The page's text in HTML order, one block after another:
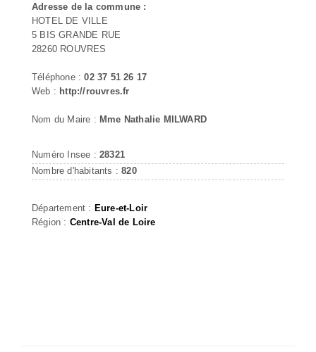
Adresse de la commune :
HOTEL DE VILLE
5 BIS GRANDE RUE
28260 ROUVRES
Téléphone :02 37 51 26 17
Web : http://rouvres.fr
Nom du Maire : Mme Nathalie MILWARD
Numéro Insee : 28321
Nombre d'habitants :820
Département : Eure-et-Loir
Région : Centre-Val de Loire